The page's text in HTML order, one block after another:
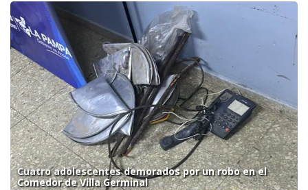
Cuatro adolescentes demorados por un robo en el
Comedor de Villa Germinal